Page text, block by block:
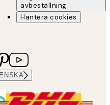
avbeställning
Hantera cookies